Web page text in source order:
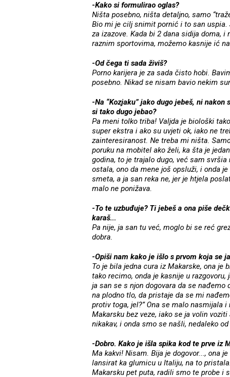
-Kako si formulirao oglas?
Ništa posebno, ništa detaljno, samo
Bio mi je cilj snimit pornić i to san
za izazove. Kada bi 2 dana sidija doma,
raznim sportovima, možemo kasnije ić
-Od čega ti sada živiš?
Porno karijera je za sada čisto hobi.
posebno. Nikad se nisam bavio nekim
-Na “Kozjaku” jako dugo jebeš, ni
si tako dugo jebao?
Pa meni tolko triba! Valjda je biološki
super ekstra i ako su uvjeti ok, iako ne
zainteresiranost. Ne treba mi ništa.
poruku na mobitel ako želi, ka šta je
godina, to je trajalo dugo, već sam
ostala, ono da mene još opsluži, i onda
smeta, a ja san reka ne, jer je htjela
malo ne ponižava.
-To te uzbuđuje? Ti jebeš a ona piše
karaš...
Pa nije, ja san tu već, moglo bi se reć
dobra.
-Opiši nam kako je išlo s prvom koja se
To je bila jedna cura iz Makarske, ona je
tako recimo, onda je kasnije u
ja san se s njon dogovara da se nađemo
na plodno tlo, da pristaje da se mi
protiv toga, jel?” Ona se malo nasmijala
Makarsku bez veze, iako se ja volin
nikakav, i onda smo se našli, nedaleko
-Dobro. Kako je išla spika kod te prve iz
Ma kakvi! Nisam. Bija je dogovor..., ona
lansirat ka glumicu u Italiju, na to
Makarsku pet puta, radili smo te probe i